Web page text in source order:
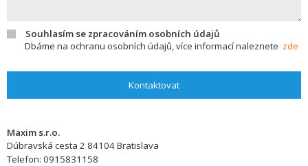
Souhlasím se zpracováním osobních údajů
Dbáme na ochranu osobních údajů, více informací naleznete zde
Kontaktovat
Maxim s.r.o.
Dúbravská cesta 2 84104Bratislava
Telefon: 0915831158